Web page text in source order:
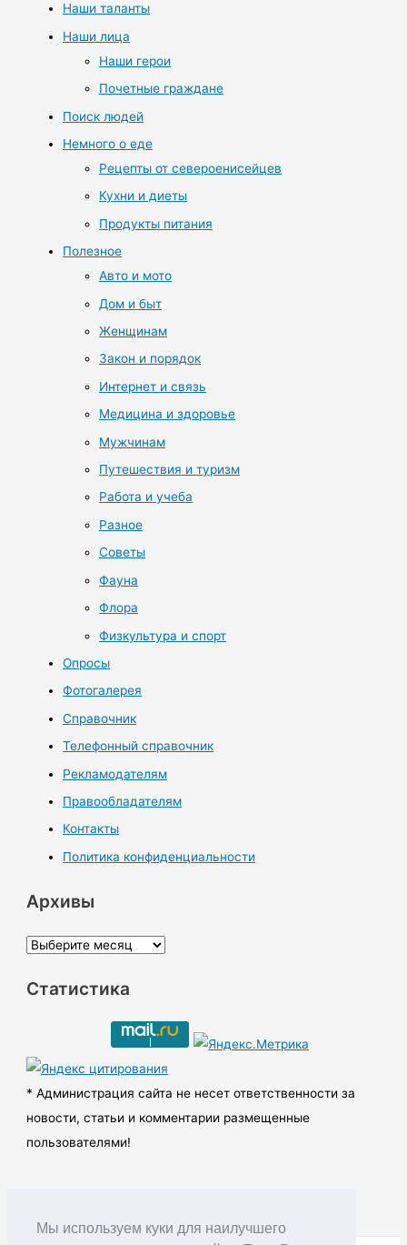
Мы используем куки для наилучшего
Наши таланты
Наши лица
Наши герои
Почетные граждане
Поиск людей
Немного о еде
Рецепты от североенисейцев
Кухни и диеты
Продукты питания
Полезное
Авто и мото
Дом и быт
Женщинам
Закон и порядок
Интернет и связь
Медицина и здоровье
Мужчинам
Путешествия и туризм
Работа и учеба
Разное
Советы
Фауна
Флора
Физкультура и спорт
Опросы
Фотогалерея
Справочник
Телефонный справочник
Рекламодателям
Правообладателям
Контакты
Политика конфиденциальности
Архивы
А
х
ы
Статистика
* Администрация сайта не несет ответственности за
новости, статьи и комментарии размещенные
пользователями!